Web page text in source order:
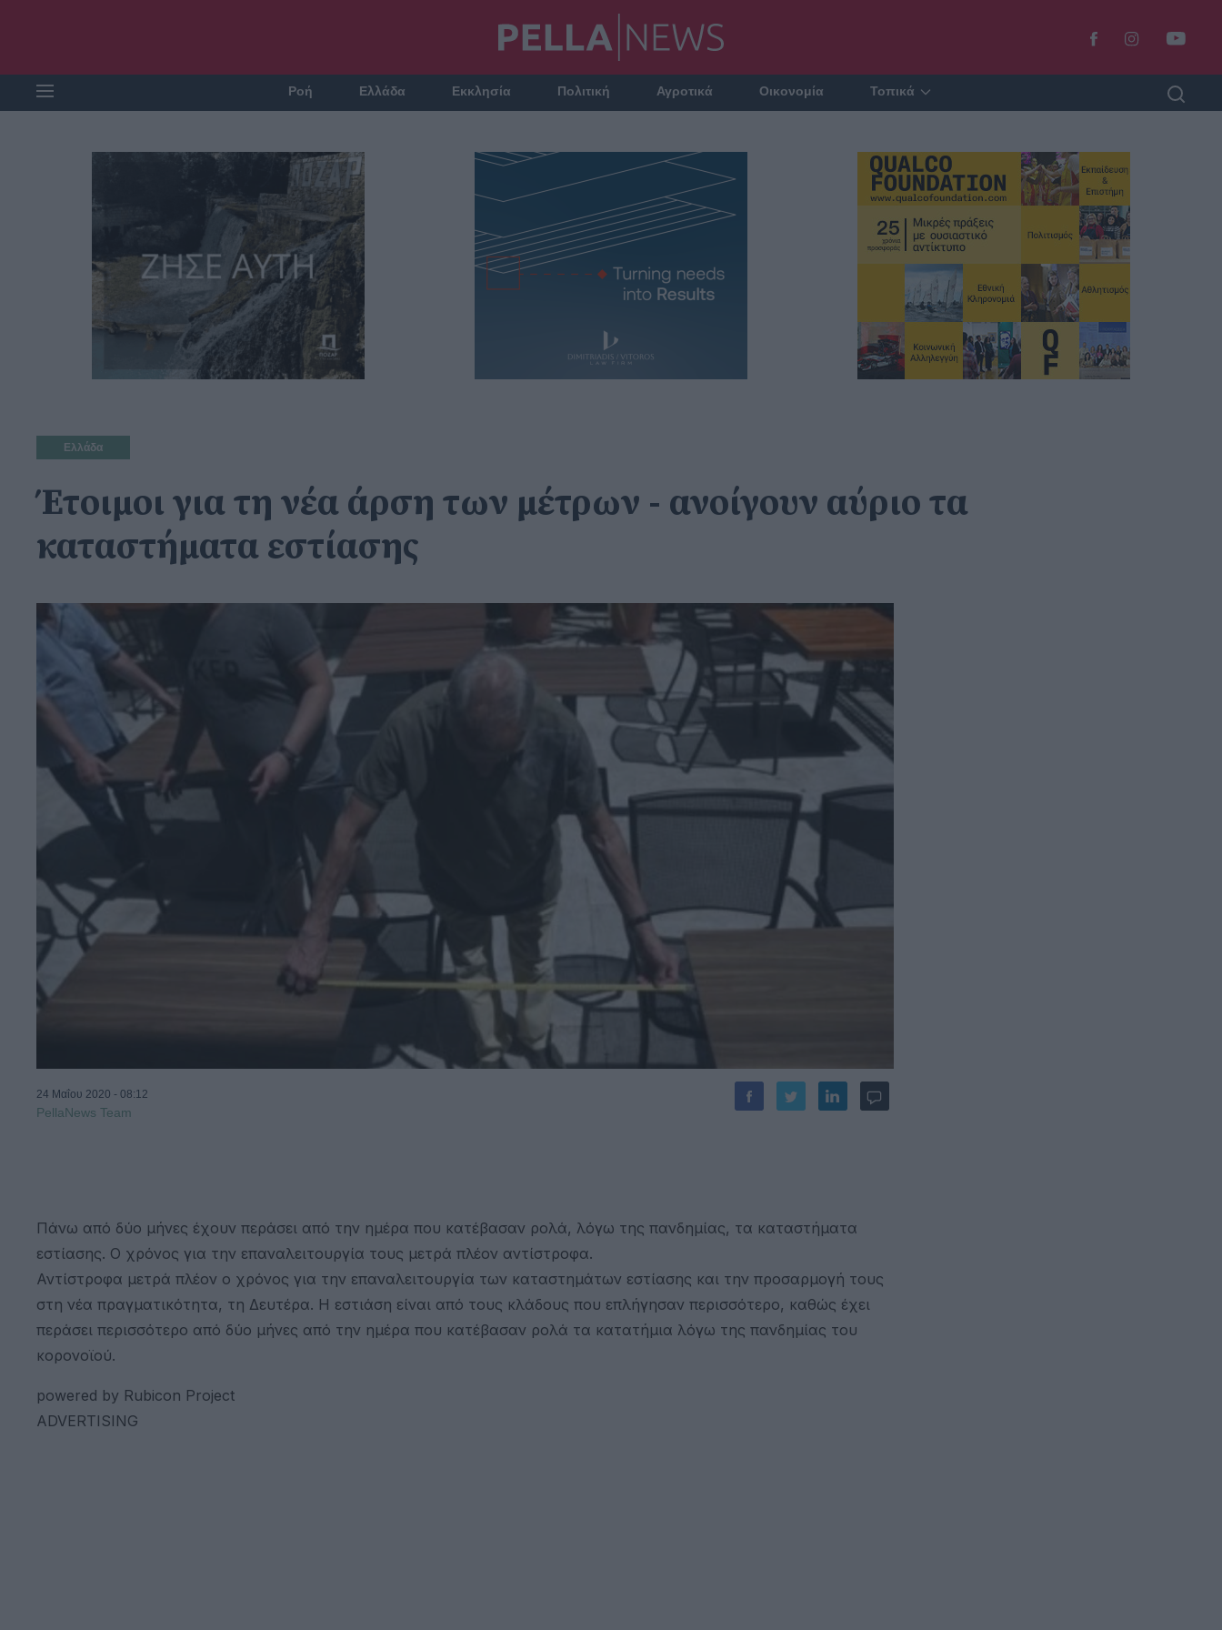
Ροή Ελλάδα Εκκλησία Πολιτική Αγροτικά Οικονομία Τοπικά
Ελλάδα
Έτοιμοι για τη νέα άρση των μέτρων - ανοίγουν αύριο τα
καταστήματα εστίασης
24 Μαΐου 2020 - 08:12
PellaNews Team
Πάνω από δύο μήνες έχουν περάσει από την ημέρα που κατέβασαν ρολά, λόγω της πανδημίας, τα καταστήματα
εστίασης. Ο χρόνος για την επαναλειτουργία τους μετρά πλέον αντίστροφα.
Αντίστροφα μετρά πλέον ο χρόνος για την επαναλειτουργία των καταστημάτων εστίασης και την προσαρμογή τους
στη νέα πραγματικότητα, τη Δευτέρα. Η εστιάση είναι από τους κλάδους που επλήγησαν περισσότερο, καθώς έχει
περάσει περισσότερο από δύο μήνες από την ημέρα που κατέβασαν ρολά τα κατατήμια λόγω της πανδημίας του
κορονοϊού.
powered by Rubicon Project
ADVERTISING